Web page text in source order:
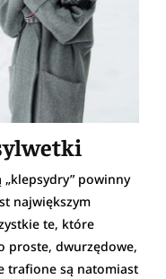
powinny
największym
te, które
proste, dwurzędowe,
trafione są natomiast